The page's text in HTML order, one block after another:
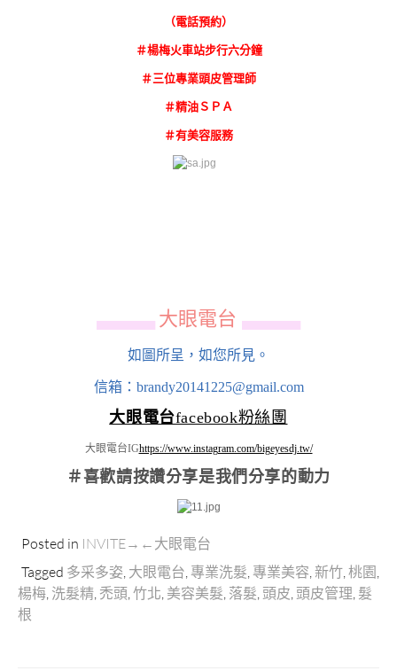
（電話預約）
＃楊梅火車站步行六分鐘
＃三位專業頭皮管理師
＃精油ＳＰＡ
＃有美容服務
▄▄▄▄▄▄ 大眼電台 ▄▄▄▄▄▄
如圖所呈，如您所見。
信箱：brandy20141225@gmail.com
大眼電台facebook粉絲團
大眼電台IGhttps://www.instagram.com/bigeyesdj.tw/
＃喜歡請按讚分享是我們分享的動力
Posted in INVITE→←大眼電台
Tagged 多采多姿 大眼電台 專業洗髮 專業美容 新竹 桃園
楊梅 洗髮精 禿頭 竹北 美容美髮 落髮 頭皮 頭皮管理 髮
根